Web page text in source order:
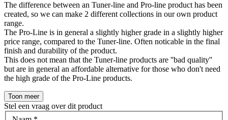
The difference between an Tuner-line and Pro-line product has been
created, so we can make 2 different collections in our own product
range.
The Pro-Line is in general a slightly higher grade in a slightly higher
price range, compared to the Tuner-line. Often noticable in the final
finish and durability of the product.
This does not mean that the Tuner-line products are ''bad quality''
but are in general an affordable alternative for those who don't need
the high grade of the Pro-Line products.
Toon meer
Stel een vraag over dit product